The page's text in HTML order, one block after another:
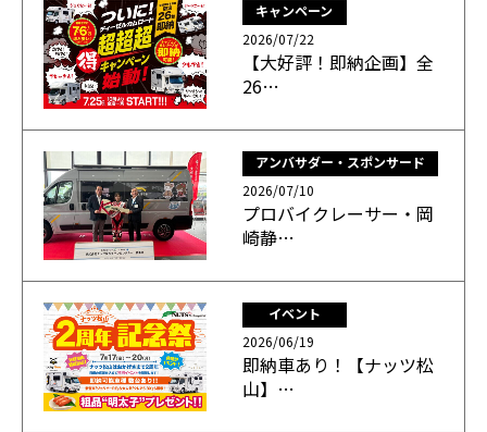
キャンペーン
2026/07/22
【大好評！即納企画】全
26…
アンバサダー・スポンサード
2026/07/10
プロバイクレーサー・岡
崎静…
イベント
2026/06/19
即納車あり！【ナッツ松
山】…